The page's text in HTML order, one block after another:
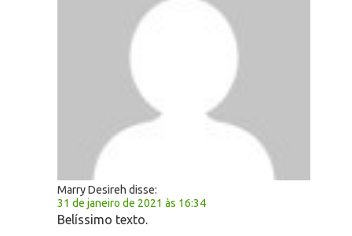
Marry Desireh disse:
31 de janeiro de 2021 às 16:34
Belíssimo texto.